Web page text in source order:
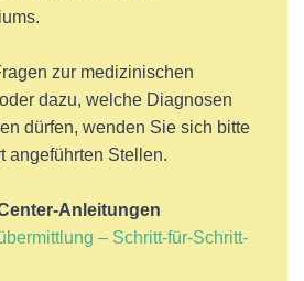
zur medizinischen
dazu, welche Diagnosen
dürfen, wenden Sie sich bitte
angeführten Stellen.
Anleitungen
– Schritt-für-Schritt-